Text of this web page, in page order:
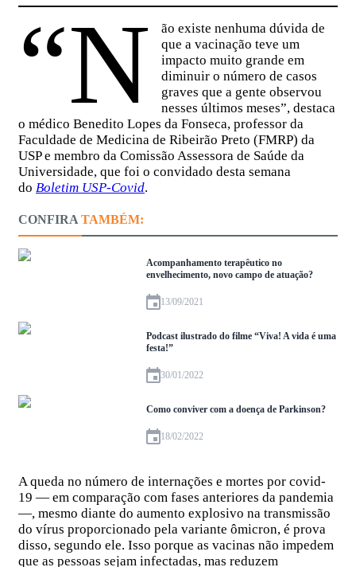
“N
ão existe nenhuma dúvida de
que a vacinação teve um
impacto muito grande em
diminuir o número de casos
graves que a gente observou
nesses últimos meses”, destaca
o médico Benedito Lopes da Fonseca, professor da
Faculdade de Medicina de Ribeirão Preto (FMRP) da
USP e membro da Comissão Assessora de Saúde da
Universidade, que foi o convidado desta semana
do Boletim USP-Covid.
CONFIRA TAMBÉM:
Acompanhamento terapêutico no
envelhecimento, novo campo de atuação?
13/09/2021
Podcast ilustrado do filme “Viva! A vida é uma
festa!”
30/01/2022
Como conviver com a doença de Parkinson?
18/02/2022
A queda no número de internações e mortes por covid-
19 — em comparação com fases anteriores da pandemia
—, mesmo diante do aumento explosivo na transmissão
do vírus proporcionado pela variante ômicron, é prova
disso, segundo ele. Isso porque as vacinas não impedem
que as pessoas sejam infectadas, mas reduzem